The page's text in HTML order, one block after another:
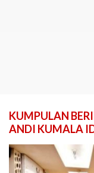
KUMPULAN
ANDI KUMALA